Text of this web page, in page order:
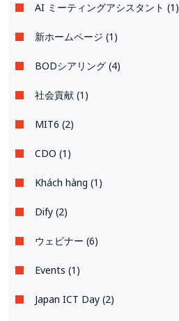
AI ミーティングアシスタント (1)
新ホームページ (1)
BODシアリング (4)
社会貢献 (1)
MIT6 (2)
CDO (1)
Khách hàng (1)
Dify (2)
ウェビナー (6)
Events (1)
Japan ICT Day (2)